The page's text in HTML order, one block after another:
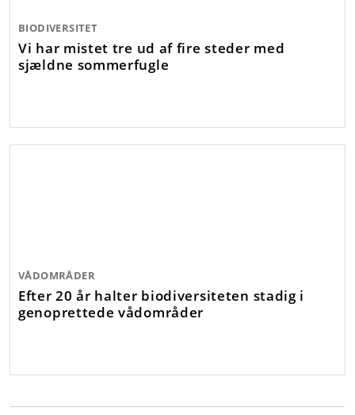
BIODIVERSITET
Vi har mistet tre ud af fire steder med
sjældne sommerfugle
VÅDOMRÅDER
Efter 20 år halter biodiversiteten stadig i
genoprettede vådområder